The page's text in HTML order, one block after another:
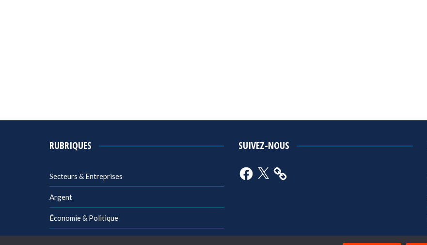
RUBRIQUES
Secteurs & Entreprises
Argent
Économie & Politique
Management
SUIVEZ-NOUS
Facebook
X